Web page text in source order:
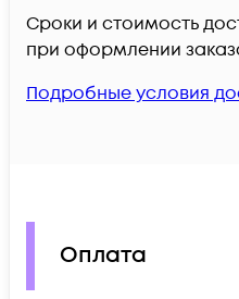
Сроки и стоимость
при оформлении
Подробные условия
Оплата